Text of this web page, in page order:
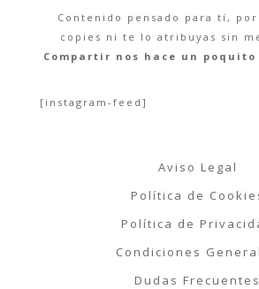
Contenido pensado para tí,
copies ni te lo atribuyas sin
Compartir nos hace un
[instagram-feed]
Aviso Legal
Política de
Política de
Condiciones
Dudas Frecuentes